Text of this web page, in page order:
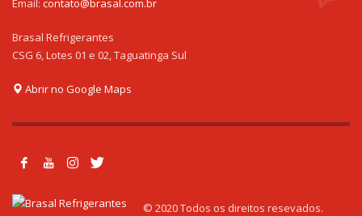
Brasal Refrigerantes
CSG 6, Lotes 01 e 02, Taguatinga Sul
Abrir no Google Maps
© 2020 Todos os direitos resevados.